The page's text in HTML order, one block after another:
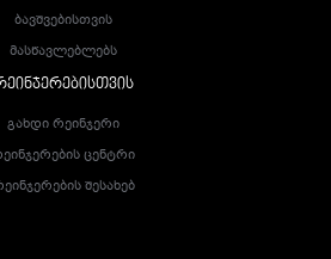
Ბავშვებისთვის
Მასწავლებლებს
Გახდი Რეინჯერი
Ცენტრი
Შესახებ